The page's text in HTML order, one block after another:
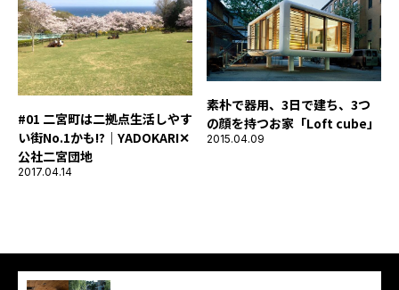
#01 二宮町は二拠点生活しやす
い街No.1かも!?｜YADOKARI✕
公社二宮団地
2017.04.14
素朴で器用、3日で建ち、3つ
の顔を持つお家「Loft cube」
2015.04.09